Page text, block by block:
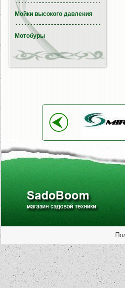
Мойки высокого давления
Мотобуры